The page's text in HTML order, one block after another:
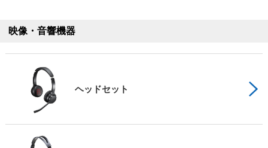
映像・音響機器
ヘッドセット